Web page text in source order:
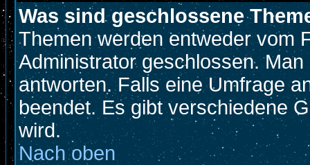
Was sind geschlossene
Themen werden entweder vom
Administrator geschlossen.
antworten. Falls eine Umfrage
beendet. Es gibt verschiedene
wird.
Nach oben